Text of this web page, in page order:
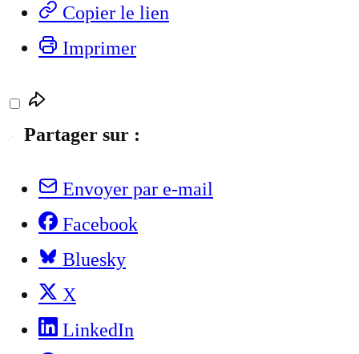
Copier le lien
Imprimer
Partager sur :
Envoyer par e-mail
Facebook
Bluesky
X
LinkedIn